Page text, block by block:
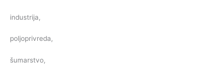
industrija,
poljoprivreda,
šumarstvo,